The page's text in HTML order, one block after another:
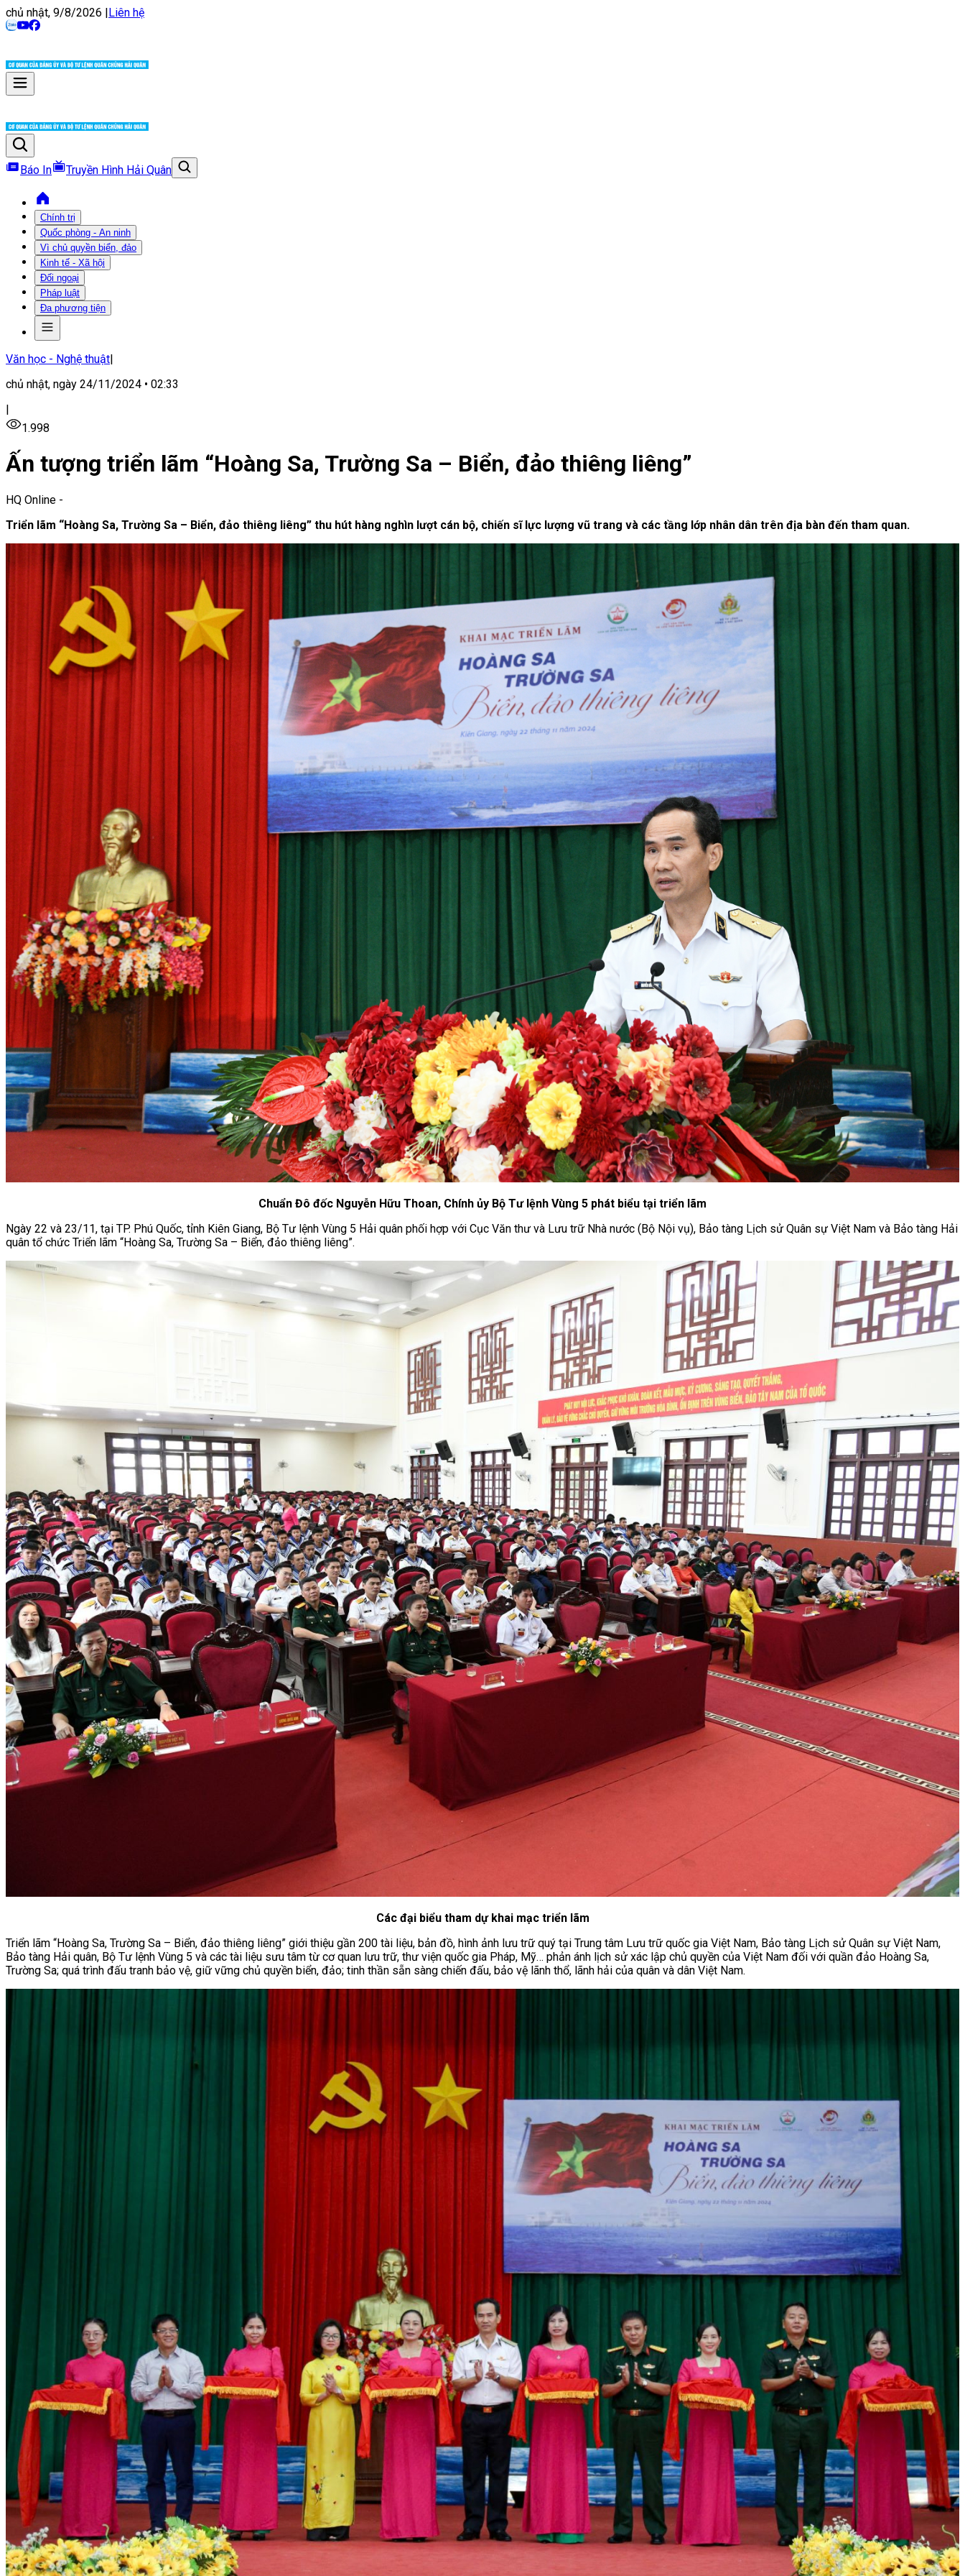
chủ nhật, 9/8/2026 |Liên hệ
Báo In Truyền Hình Hải Quân
Chính trị
Quốc phòng - An ninh
Vì chủ quyền biển, đảo
Kinh tế - Xã hội
Đối ngoại
Pháp luật
Đa phương tiện
Văn học - Nghệ thuật|
chủ nhật, ngày 24/11/2024 • 02:33
|
1.998
Ấn tượng triển lãm “Hoàng Sa, Trường Sa – Biển, đảo thiêng liêng”
HQ Online -
Triển lãm “Hoàng Sa, Trường Sa – Biển, đảo thiêng liêng” thu hút hàng nghìn lượt cán bộ, chiến sĩ lực lượng vũ trang và các tầng lớp nhân dân trên địa bàn đến tham quan.
Chuẩn Đô đốc Nguyễn Hữu Thoan, Chính ủy Bộ Tư lệnh Vùng 5 phát biểu tại triển lãm
Ngày 22 và 23/11, tại TP. Phú Quốc, tỉnh Kiên Giang, Bộ Tư lệnh Vùng 5 Hải quân phối hợp với Cục Văn thư và Lưu trữ Nhà nước (Bộ Nội vụ), Bảo tàng Lịch sử Quân sự Việt Nam và Bảo tàng Hải
quân tổ chức Triển lãm “Hoàng Sa, Trường Sa – Biển, đảo thiêng liêng”.
Các đại biểu tham dự khai mạc triển lãm
Triển lãm “Hoàng Sa, Trường Sa – Biển, đảo thiêng liêng” giới thiệu gần 200 tài liệu, bản đồ, hình ảnh lưu trữ quý tại Trung tâm Lưu trữ quốc gia Việt Nam, Bảo tàng Lịch sử Quân sự Việt Nam,
Bảo tàng Hải quân, Bộ Tư lệnh Vùng 5 và các tài liệu sưu tâm từ cơ quan lưu trữ, thư viện quốc gia Pháp, Mỹ… phản ánh lịch sử xác lập chủ quyền của Việt Nam đối với quần đảo Hoàng Sa,
Trường Sa; quá trình đấu tranh bảo vệ, giữ vững chủ quyền biển, đảo; tinh thần sẵn sàng chiến đấu, bảo vệ lãnh thổ, lãnh hải của quân và dân Việt Nam.